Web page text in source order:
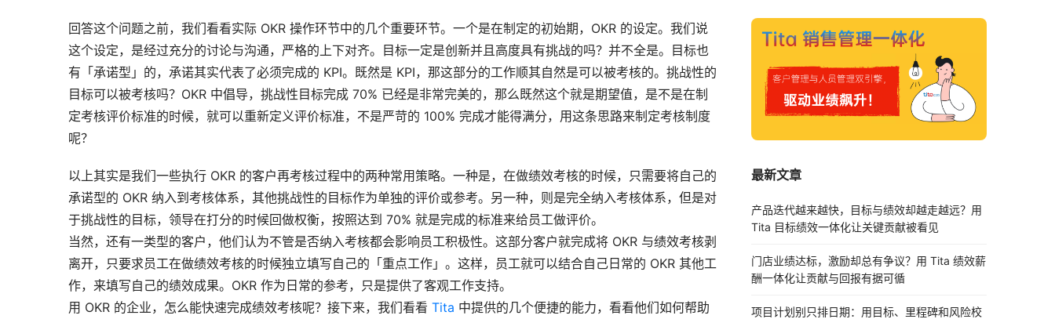
回答这个问题之前，我们看看实际 OKR 操作环节中的几个重要环节。一个是在制定的初始期，OKR 的设定。我们说
这个设定，是经过充分的讨论与沟通，严格的上下对齐。目标一定是创新并且高度具有挑战的吗？并不全是。目标也
有「承诺型」的，承诺其实代表了必须完成的 KPI。既然是 KPI，那这部分的工作顺其自然是可以被考核的。挑战性的
目标可以被考核吗？OKR 中倡导，挑战性目标完成 70% 已经是非常完美的，那么既然这个就是期望值，是不是在制
定考核评价标准的时候，就可以重新定义评价标准，不是严苛的 100% 完成才能得满分，用这条思路来制定考核制度
呢？
以上其实是我们一些执行 OKR 的客户再考核过程中的两种常用策略。一种是，在做绩效考核的时候，只需要将自己的
承诺型的 OKR 纳入到考核体系，其他挑战性的目标作为单独的评价或参考。另一种，则是完全纳入考核体系，但是对
于挑战性的目标，领导在打分的时候回做权衡，按照达到 70% 就是完成的标准来给员工做评价。
当然，还有一类型的客户，他们认为不管是否纳入考核都会影响员工积极性。这部分客户就完成将 OKR 与绩效考核剥
离开，只要求员工在做绩效考核的时候独立填写自己的「重点工作」。这样，员工就可以结合自己日常的 OKR 其他工
作，来填写自己的绩效成果。OKR 作为日常的参考，只是提供了客观工作支持。
用 OKR 的企业，怎么能快速完成绩效考核呢？接下来，我们看看 Tita 中提供的几个便捷的能力，看看他们如何帮助
最新文章
产品迭代越来越快，目标与绩效却越走越远？用
Tita 目标绩效一体化让关键贡献被看见
门店业绩达标，激励却总有争议？用 Tita 绩效薪
酬一体化让贡献与回报有据可循
项目计划别只排日期：用目标、里程碑和风险校